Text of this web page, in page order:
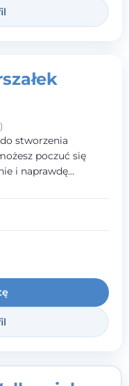
stworzenia
poczuć się
i naprawdę
mi na
do większego
siebie oraz
i
- zarówno z
Możliwość
traktuję jako